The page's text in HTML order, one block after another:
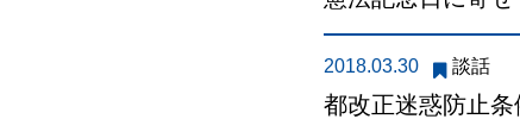
2018.03.30 談話
都改正迷惑防止